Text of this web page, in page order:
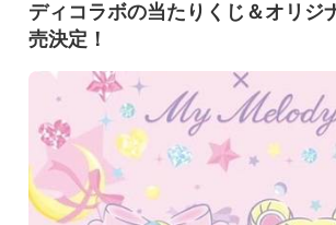
ディコラボの当たりくじ＆オリジ
売決定！